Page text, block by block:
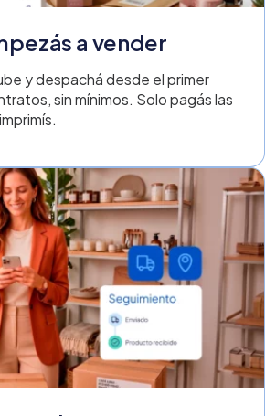
a vender
y despachá desde el primer
sin mínimos. Solo pagás las